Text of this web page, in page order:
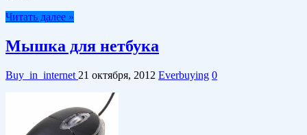
Читать далее »
Мышка для нетбука
Buy_in_internet 21 октября, 2012 Everbuying 0